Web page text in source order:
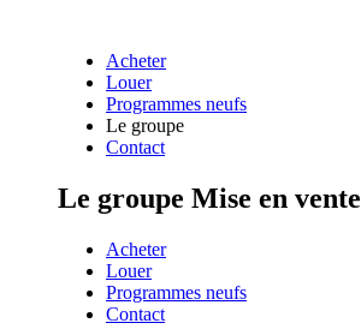
Acheter
Louer
Programmes neufs
Le groupe
Contact
Le groupe Mise en vente
Acheter
Louer
Programmes neufs
Contact